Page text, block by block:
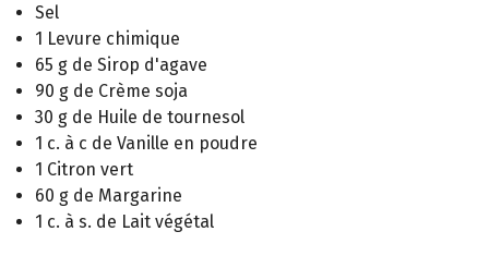
Sel
1 Levure chimique
65 g de Sirop d'agave
90 g de Crème soja
30 g de Huile de tournesol
1 c. à c de Vanille en poudre
1 Citron vert
60 g de Margarine
1 c. à s. de Lait végétal